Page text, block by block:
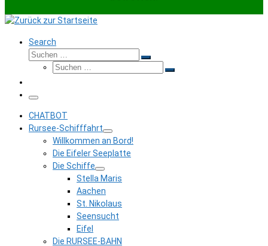
Search
Suche
Suchen …
Suche
Suchen …
Menü
CHATBOT
Rursee-Schifffahrt
Willkommen an Bord!
Die Eifeler Seeplatte
Die Schiffe
Stella Maris
Aachen
St. Nikolaus
Seensucht
Eifel
Die RURSEE-BAHN